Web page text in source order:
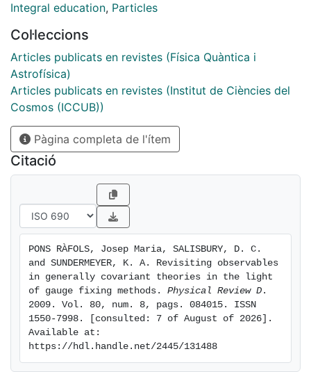
observables, especially their dynamics and their
earlier results in the literature. We also give a new
interpretation of the observables as limits of canonical
maps.
Integral education, Particles
Col·leccions
Articles publicats en revistes (Física Quàntica i
Astrofísica)
Articles publicats en revistes (Institut de Ciències del
Cosmos (ICCUB))
Pàgina completa de l'ítem
Citació
PONS RÀFOLS, Josep Maria, SALISBURY, D. C.
and SUNDERMEYER, K. A. Revisiting observables
in generally covariant theories in the light
of gauge fixing methods. Physical Review D .
2009. Vol. 80, num. 8, pags. 084015. ISSN
1550-7998. [consulted: 7 of August of 2026].
Available at:
https://hdl.handle.net/2445/131488